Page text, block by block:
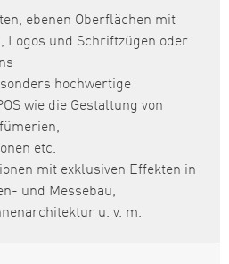
ebenen Oberflächen mit
Logos und Schriftzügen oder
hochwertige
wie die Gestaltung von
etc.
mit exklusiven Effekten in
und Messebau,
u. v. m.